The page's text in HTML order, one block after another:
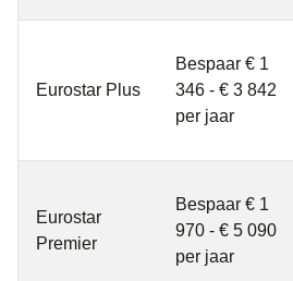
Eurostar Plus
Bespaar € 1
346 - € 3 842
per jaar
Eurostar
Premier
Bespaar € 1
970 - € 5 090
per jaar